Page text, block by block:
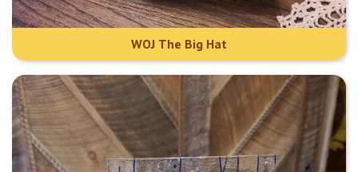
WOJ The Big Hat